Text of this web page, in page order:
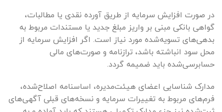
در صورت افزایش سرمایه از طریق آورده نقدی یا مطالبات،
گواهی بانکی مبنی بر واریز مبلغ جدید یا مستندات مربوط به
بدهی‌های تسویه‌شده مورد نیاز است. اگر افزایش سرمایه از
محل سود انباشته باشد، ترازنامه و صورت‌های مالی
حسابرسی‌شده باید ضمیمه گردد.
مدارک شناسایی اعضای هیئت‌مدیره، اساسنامه اصلاح‌شده،
فرم‌های مربوط به تغییرات سرمایه و نسخه‌های قبلی آگهی‌های